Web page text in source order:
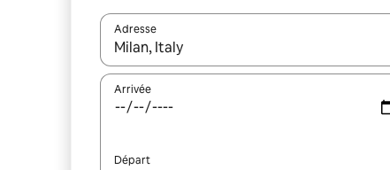
Adresse
Lorsque les résultats s'affichent, utilisez les
Arrivée
Départ